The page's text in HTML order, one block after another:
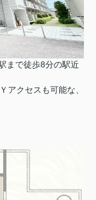
まで徒歩8分の駅近
アクセスも可能な、